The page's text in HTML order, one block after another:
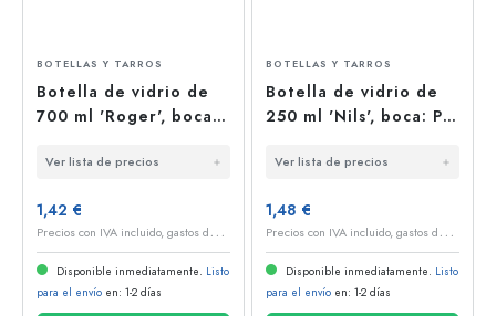
BOTELLAS Y TARROS
Botella de vidrio de
700 ml 'Roger', boca:
Ver lista de precios
1,42 €
P
recios con IVA incluido, gastos de envío excluidos
Disponible inmediatamente. Listo
para el envío en: 1-2 días
BOTELLAS Y TARROS
Botella de vidrio de
250 ml 'Nils', boca: PP
Ver lista de precios
1,48 €
P
recios con IVA incluido, gastos de envío excluidos
Disponible inmediatamente. Listo
para el envío en: 1-2 días